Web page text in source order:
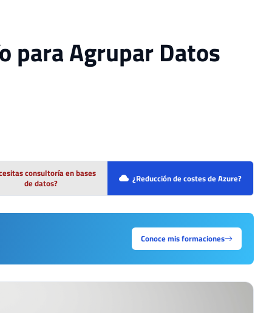
para Agrupar Datos
consultoría en bases
de datos?
¿Reducción de costes de Azure?
Conoce mis formaciones